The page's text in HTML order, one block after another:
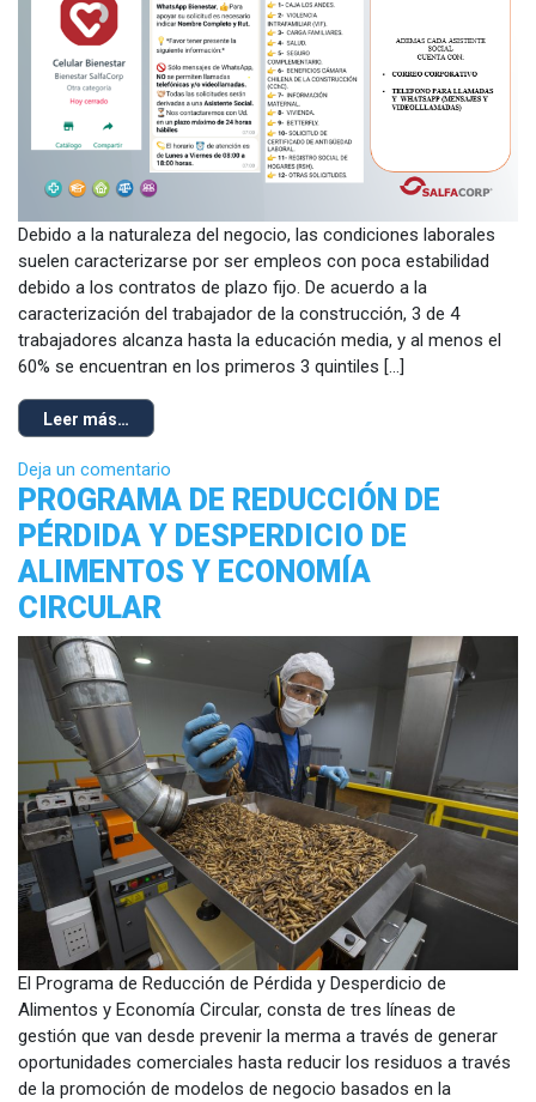
Debido a la naturaleza del negocio, las condiciones laborales
suelen caracterizarse por ser empleos con poca estabilidad
debido a los contratos de plazo fijo. De acuerdo a la
caracterización del trabajador de la construcción, 3 de 4
trabajadores alcanza hasta la educación media, y al menos el
60% se encuentran en los primeros 3 quintiles […]
Leer más…
Deja un comentario
PROGRAMA DE REDUCCIÓN DE
PÉRDIDA Y DESPERDICIO DE
ALIMENTOS Y ECONOMÍA
CIRCULAR
El Programa de Reducción de Pérdida y Desperdicio de
Alimentos y Economía Circular, consta de tres líneas de
gestión que van desde prevenir la merma a través de generar
oportunidades comerciales hasta reducir los residuos a través
de la promoción de modelos de negocio basados en la